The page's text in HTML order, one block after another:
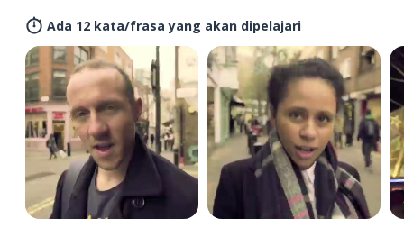
Ada 12 kata/frasa yang akan dipelajari